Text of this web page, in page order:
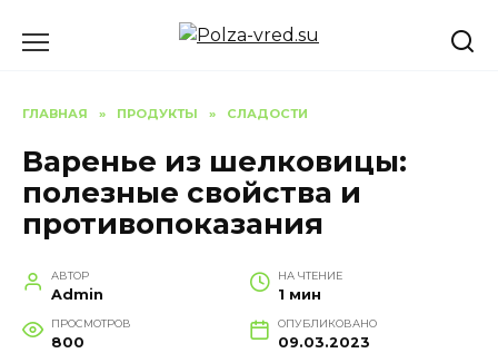
ГЛАВНАЯ » ПРОДУКТЫ » СЛАДОСТИ
Варенье из шелковицы:
полезные свойства и
противопоказания
АВТОР
Admin
НА ЧТЕНИЕ
1 мин
ПРОСМОТРОВ
800
ОПУБЛИКОВАНО
09.03.2023